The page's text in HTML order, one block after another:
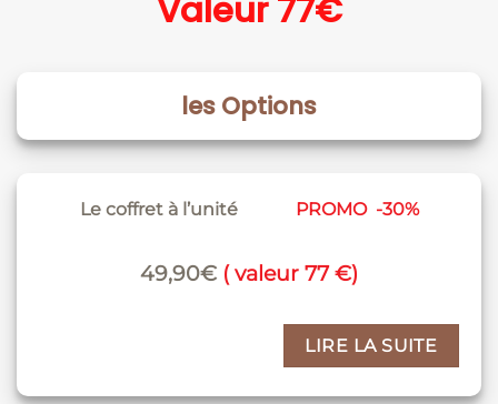
Valeur 77€
les Options
Le coffret à l’unité PROMO -30%
49,90€ ( valeur 77 €)
LIRE LA SUITE